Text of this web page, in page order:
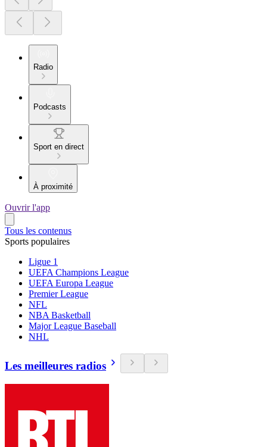
Radio
Podcasts
Sport en direct
À proximité
Ouvrir l'app
Tous les contenus
Sports populaires
Ligue 1
UEFA Champions League
UEFA Europa League
Premier League
NFL
NBA Basketball
Major League Baseball
NHL
Les meilleures radios